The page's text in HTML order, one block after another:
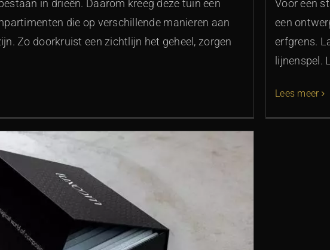
in drieën. Daarom kreeg deze tuin een
die op verschillende manieren aan
Zo doorkruist een zichtlijn het geheel, zorgen
Voor een
een
erfgrens.
lijnenspel.
Lees meer